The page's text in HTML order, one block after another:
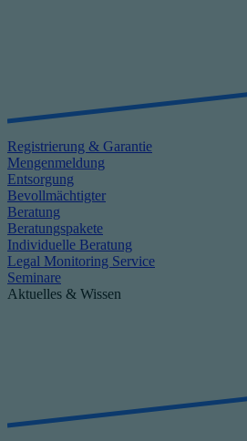
Registrierung & Garantie
Mengenmeldung
Entsorgung
Bevollmächtigter
Beratung
Beratungspakete
Individuelle Beratung
Legal Monitoring Service
Seminare
Aktuelles & Wissen